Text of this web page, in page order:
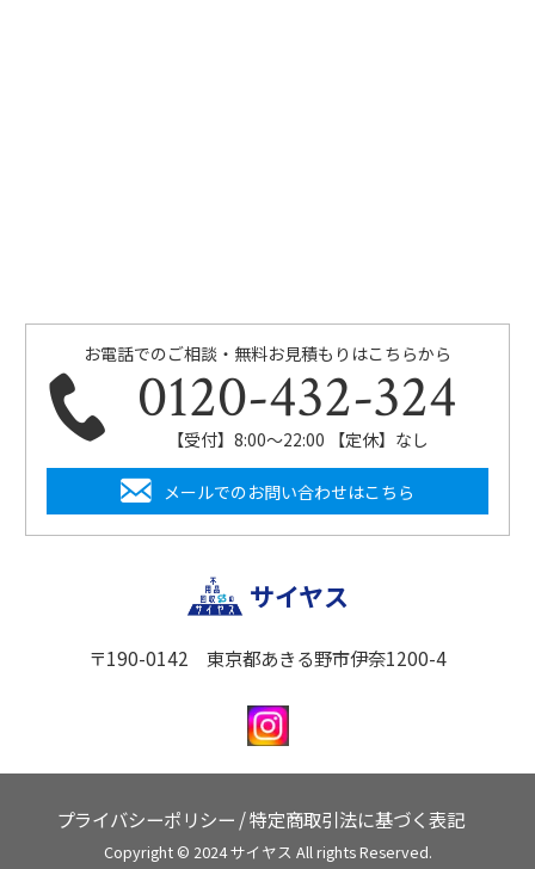
お電話でのご相談・無料お見積もりはこちらから
0120-432-324
【受付】8:00〜22:00 【定休】なし
メールでのお問い合わせはこちら
サイヤス
〒190-0142 東京都あきる野市伊奈1200-4
プライバシーポリシー /特定商取引法に基づく表記
Copyright © 2024 サイヤス All rights Reserved.